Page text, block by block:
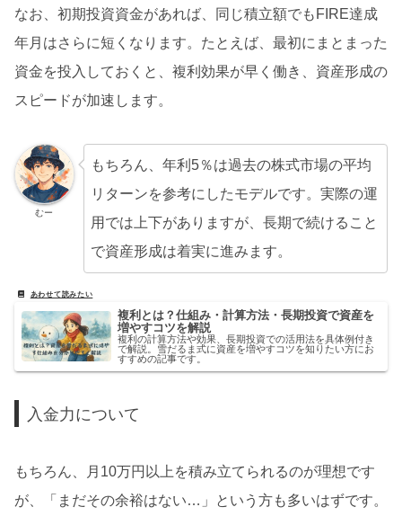
なお、初期投資資金があれば、同じ積立額でもFIRE達成
年月はさらに短くなります。たとえば、最初にまとまった
資金を投入しておくと、複利効果が早く働き、資産形成の
スピードが加速します。
むー
もちろん、年利5％は過去の株式市場の平均
リターンを参考にしたモデルです。実際の運
用では上下がありますが、長期で続けること
で資産形成は着実に進みます。
複利とは？仕組み・計算方法・長期投資で資産を
増やすコツを解説
複利の計算方法や効果、長期投資での活用法を具体例付き
で解説。雪だるま式に資産を増やすコツを知りたい方にお
すすめの記事です。
入金力について
もちろん、月10万円以上を積み立てられるのが理想です
が、「まだその余裕はない…」という方も多いはずです。